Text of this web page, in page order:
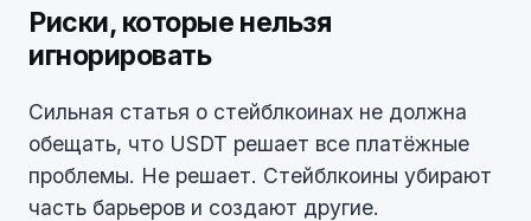
Риски, которые нельзя
игнорировать
Сильная статья о стейблкоинах не должна
обещать, что USDT решает все платёжные
проблемы. Не решает. Стейблкоины убирают
часть барьеров и создают другие.